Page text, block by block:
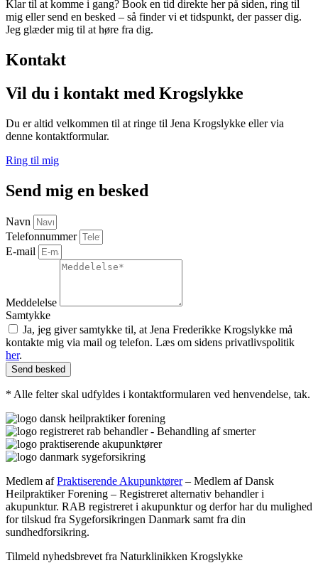
Klar til at komme i gang? Book en tid direkte her på siden, ring til
mig eller send en besked – så finder vi et tidspunkt, der passer dig.
Jeg glæder mig til at høre fra dig.
Kontakt
Vil du i kontakt med Krogslykke
Du er altid velkommen til at ringe til Jena Krogslykke eller via
denne kontaktformular.
Ring til mig
Send mig en besked
Navn
Telefonnummer
E-mail
Meddelelse
Samtykke
Ja, jeg giver samtykke til, at Jena Frederikke Krogslykke må
kontakte mig via mail og telefon. Læs om sidens privatlivspolitik
her.
Send besked
* Alle felter skal udfyldes i kontaktformularen ved henvendelse, tak.
Medlem afPraktiserende Akupunktører– Medlem af Dansk
Heilpraktiker Forening – Registreret alternativ behandler i
akupunktur. RAB registreret i akupunktur og derfor har du mulighed
for tilskud fra Sygeforsikringen Danmark samt fra din
sundhedforsikring.
Tilmeld nyhedsbrevet fra Naturklinikken Krogslykke